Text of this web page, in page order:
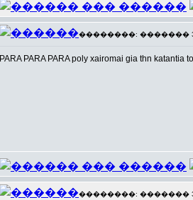
��������: ������� 3
PARA PARA PARA poly xairomai gia thn
��������: ������� 3